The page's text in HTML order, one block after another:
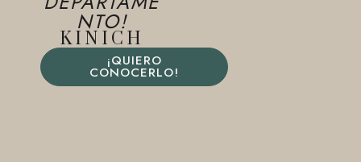
NTO!
KINICH
¡QUIERO
CONOCERLO!